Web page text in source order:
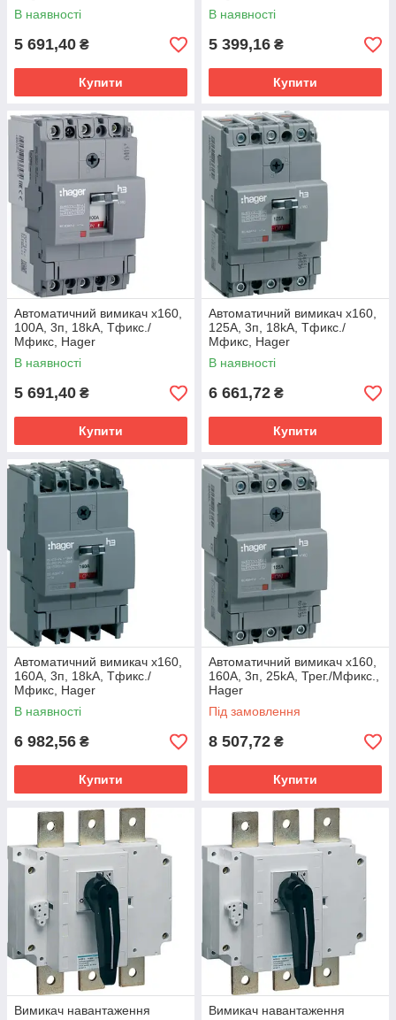
В наявності
5 691,40 ₴
Купити
В наявності
5 399,16 ₴
Купити
Автоматичний вимикач x160,
100А, 3п, 18kA, Тфикс./
Мфикс, Hager
В наявності
5 691,40 ₴
Купити
Автоматичний вимикач x160,
125А, 3п, 18kA, Тфикс./
Мфикс, Hager
В наявності
6 661,72 ₴
Купити
Автоматичний вимикач x160,
160А, 3п, 18kA, Тфикс./
Мфикс, Hager
В наявності
6 982,56 ₴
Купити
Автоматичний вимикач x160,
160А, 3п, 25kA, Трег./Мфикс.,
Hager
Під замовлення
8 507,72 ₴
Купити
Вимикач навантаження
Вимикач навантаження